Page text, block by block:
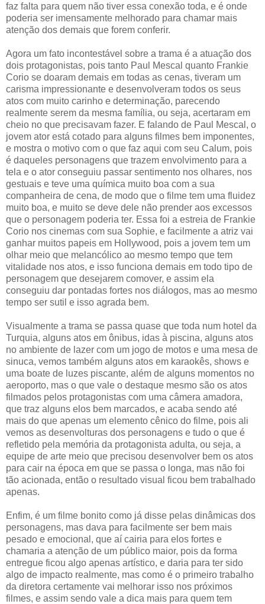
faz falta para quem não tiver essa conexão toda, e é onde
poderia ser imensamente melhorado para chamar mais
atenção dos demais que forem conferir.
Agora um fato incontestável sobre a trama é a atuação dos
dois protagonistas, pois tanto Paul Mescal quanto Frankie
Corio se doaram demais em todas as cenas, tiveram um
carisma impressionante e desenvolveram todos os seus
atos com muito carinho e determinação, parecendo
realmente serem da mesma família, ou seja, acertaram em
cheio no que precisavam fazer. E falando de Paul Mescal, o
jovem ator está cotado para alguns filmes bem imponentes,
e mostra o motivo com o que faz aqui com seu Calum, pois
é daqueles personagens que trazem envolvimento para a
tela e o ator conseguiu passar sentimento nos olhares, nos
gestuais e teve uma química muito boa com a sua
companheira de cena, de modo que o filme tem uma fluidez
muito boa, e muito se deve dele não prender aos excessos
que o personagem poderia ter. Essa foi a estreia de Frankie
Corio nos cinemas com sua Sophie, e facilmente a atriz vai
ganhar muitos papeis em Hollywood, pois a jovem tem um
olhar meio que melancólico ao mesmo tempo que tem
vitalidade nos atos, e isso funciona demais em todo tipo de
personagem que desejarem comover, e assim ela
conseguiu dar pontadas fortes nos diálogos, mas ao mesmo
tempo ser sutil e isso agrada bem.
Visualmente a trama se passa quase que toda num hotel da
Turquia, alguns atos em ônibus, idas à piscina, alguns atos
no ambiente de lazer com um jogo de motos e uma mesa de
sinuca, vemos também alguns atos em karaokês, shows e
uma boate de luzes piscante, além de alguns momentos no
aeroporto, mas o que vale o destaque mesmo são os atos
filmados pelos protagonistas com uma câmera amadora,
que traz alguns elos bem marcados, e acaba sendo até
mais do que apenas um elemento cênico do filme, pois ali
vemos as desenvolturas dos personagens e tudo o que é
refletido pela memória da protagonista adulta, ou seja, a
equipe de arte meio que precisou desenvolver bem os atos
para cair na época em que se passa o longa, mas não foi
tão acionada, então o resultado visual ficou bem trabalhado
apenas.
Enfim, é um filme bonito como já disse pelas dinâmicas dos
personagens, mas dava para facilmente ser bem mais
pesado e emocional, que aí cairia para elos fortes e
chamaria a atenção de um público maior, pois da forma
entregue ficou algo apenas artístico, e daria para ter sido
algo de impacto realmente, mas como é o primeiro trabalho
da diretora certamente vai melhorar isso nos próximos
filmes, e assim sendo vale a dica mais para quem tem